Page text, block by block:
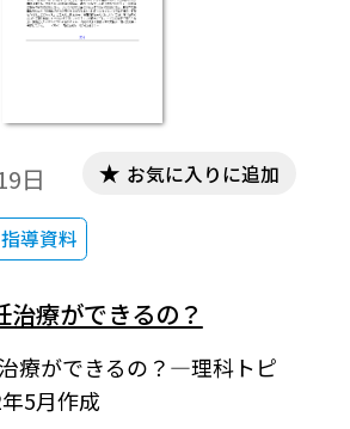
日
指導資料
お気に入りに追加
治療ができるの？
療ができるの？―理科トピ
5月作成